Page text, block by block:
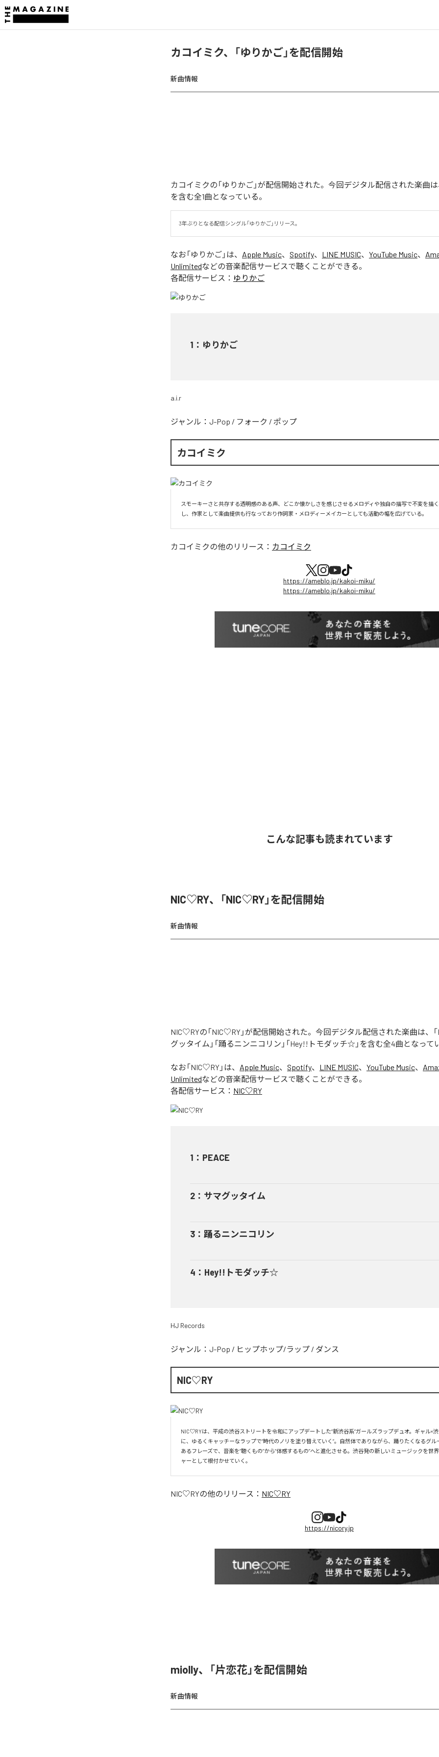
カコイミク、「ゆりかご」を配信開始
新曲情報
カコイミクの「ゆりかご」が配信開始された。今回デジタル配信された楽曲は
を含む全1曲となっている。
3年ぶりとなる配信シングル「ゆりかご」リリース。
なお「ゆりかご 」は、 Apple Music、 Spotify、 LINE MUSIC、 YouTube Music、
Unlimitedなどの音楽配信サービスで聴くことができる。
各配信サービス： ゆりかご
1 ： ゆりかご
a.i.r
ジャンル： J-Pop / フォーク / ポップ
カコイミク
スモーキーさと共存する透明感のある声、どこか懐かしさを感じさせるメロディや独自の描写で不変を描
し、作家として楽曲提供も行なっており作詞家・メロディーメイカーとしても活動の幅を広げている。
カコイミクの他のリリース： カコイミク
https://ameblo.jp/kakoi-miku/
https://ameblo.jp/kakoi-miku/
こんな記事も読まれています
NIC♡RY、「NIC♡RY」を配信開始
新曲情報
NIC♡RYの「NIC♡RY」が配信開始された。今回デジタル配信された楽曲は、「
グッタイム」「踊るニンニコリン」「Hey!!トモダッチ☆」を含む全4曲となって
なお「NIC♡RY 」は、 Apple Music、 Spotify、 LINE MUSIC、 YouTube Music、
Unlimitedなどの音楽配信サービスで聴くことができる。
各配信サービス： NIC♡RY
1 ： PEACE
2 ： サマグッタイム
3 ： 踊るニンニコリン
4 ： Hey!!トモダッチ☆
HJ Records
ジャンル： J-Pop / ヒップホップ/ラップ / ダンス
NIC♡RY
NIC♡RYは、平成の渋谷ストリートを令和にアップデートした“新渋谷系”ガールズラップデュオ。ギャル×
に、ゆるくキャッチーなラップで“時代のノリを塗り替えていく”。自然体でありながら、踊りたくなるグル
あるフレーズで、音楽を“聴くもの”から“体感するもの”へと進化させる。渋谷発の新しいミュージックを世
ャーとして根付かせていく。
NIC♡RYの他のリリース： NIC♡RY
https://nicory.jp
miolly、「片恋花」を配信開始
新曲情報